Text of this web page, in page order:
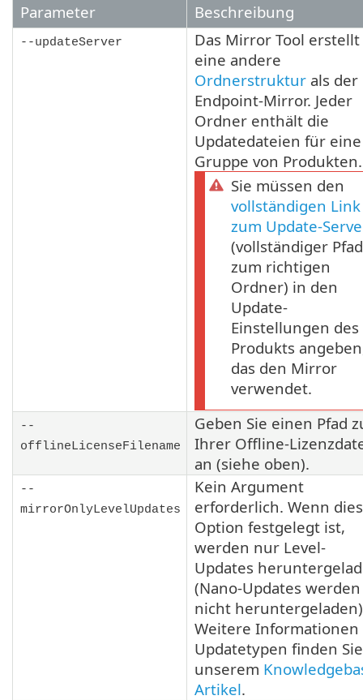
Parameter Beschreibung
--updateServer
Das Mirror Tool erstellt
eine andere
Ordnerstruktur als der
Endpoint-Mirror. Jeder
Ordner enthält die
Updatedateien für eine
Gruppe von Produkten.
Sie müssen den
vollständigen Link
zum Update-
(vollständiger Pfad
zum richtigen
Ordner) in den
Update-
Einstellungen des
Produkts
das den Mirror
verwendet.
--
offlineLicenseFilename
Geben Sie einen Pfad
Ihrer Offline-
an (siehe oben).
--
mirrorOnlyLevelUpdates
Kein Argument
erforderlich. Wenn
Option festgelegt ist,
werden nur Level-
Updates
(Nano-Updates werden
nicht
Weitere Informationen
Updatetypen finden
unserem
Artikel.